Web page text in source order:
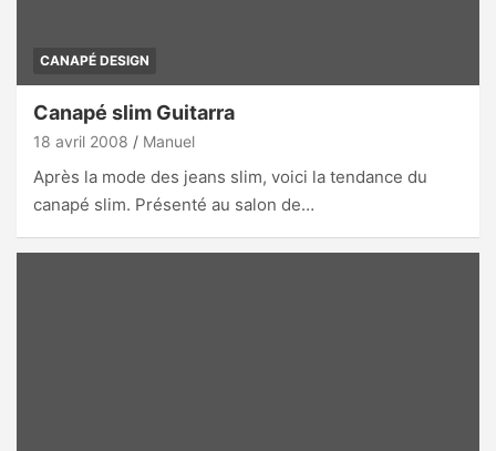
CANAPÉ DESIGN
Canapé slim Guitarra
18 avril 2008 Manuel
Après la mode des jeans slim, voici la tendance du
canapé slim. Présenté au salon de…